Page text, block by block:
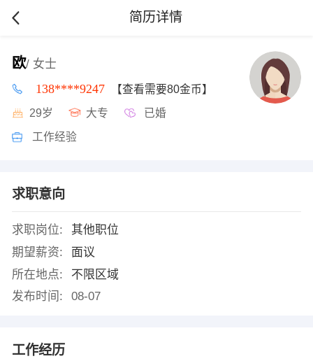
简历详情
欧/ 女士
138****9247 【查看需要80金币】
29岁 大专 已婚
工作经验
求职意向
求职岗位:
其他职位
期望薪资:
面议
所在地点:
不限区域
发布时间:
08-07
工作经历